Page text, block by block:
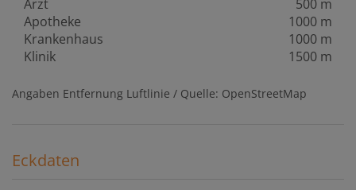
Arzt
500 m
Apotheke
1000 m
Krankenhaus
1000 m
Klinik
1500 m
Angaben Entfernung Luftlinie / Quelle: OpenStreetMap
Eckdaten